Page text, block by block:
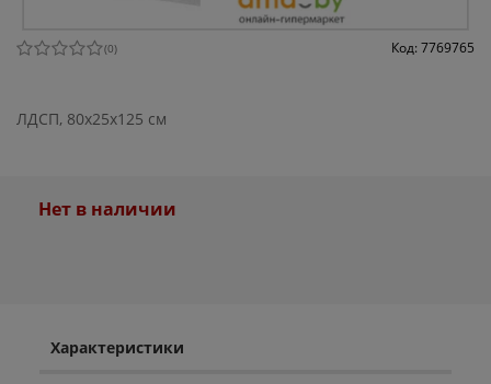
(0) Код: 7769765
ЛДСП, 80x25x125 см
Нет в наличии
Характеристики